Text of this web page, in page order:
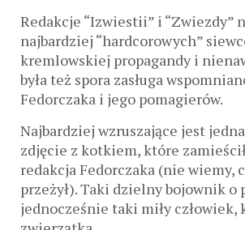
Redakcje “Izwiestii” i “Zwiezdy”
najbardziej “hardcorowych”
kremlowskiej propagandy i
była też spora zasługa
Fedorczaka i jego pomagierów.
Najbardziej wzruszające jest
zdjęcie z kotkiem, które
redakcja Fedorczaka (nie wiemy,
przeżył). Taki dzielny bojownik o
jednocześnie taki miły człowiek,